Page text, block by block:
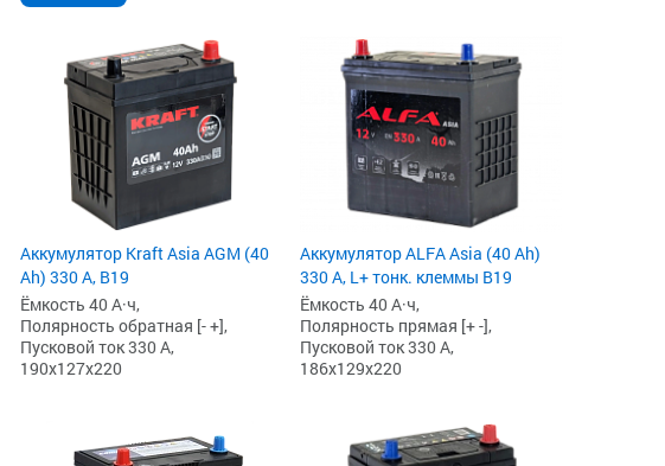
Аккумулятор Kraft Asia AGM (40
Ah) 330 А, B19
Ёмкость 40 А·ч,
Полярность обратная [- +],
Пусковой ток 330 А,
190x127x220
Аккумулятор ALFA Asia (40 Ah)
330 А, L+ тонк. клеммы B19
Ёмкость 40 А·ч,
Полярность прямая [+ -],
Пусковой ток 330 А,
186x129x220